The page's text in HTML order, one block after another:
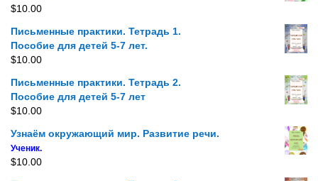
$10.00
Письменные практики. Тетрадь 1.
Пособие для детей 5-7 лет.
$10.00
Письменные практики. Тетрадь 2.
Пособие для детей 5-7 лет
$10.00
Узнаём окружающий мир. Развитие речи.
Ученик.
$10.00